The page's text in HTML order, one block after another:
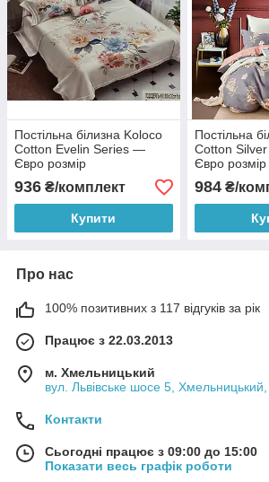
Постільна білизна Koloco
Cotton Evelin Series —
Євро розмір
936 ₴/комплект
Купити
Постільна
Cotton
Євро розмір
984₴/
Про нас
100% позитивних з 117 відгуків за рік
Працює з 22.03.2013
м. Хмельницький
вул. Львівське шосе 5, Хмельницький,
Контакти
Сьогодні працює з 09:00 до 15:00
Показати весь графік роботи